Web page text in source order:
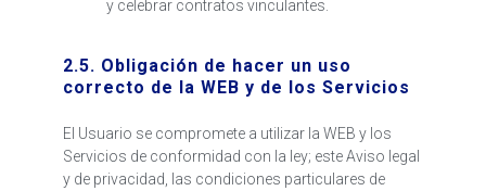
y celebrar contratos vinculantes.
2.5. Obligación de hacer un uso
correcto de la WEB y de los Servicios
El Usuario se compromete a utilizar la WEB y los
Servicios de conformidad con la ley; este Aviso legal
y de privacidad, las condiciones particulares de